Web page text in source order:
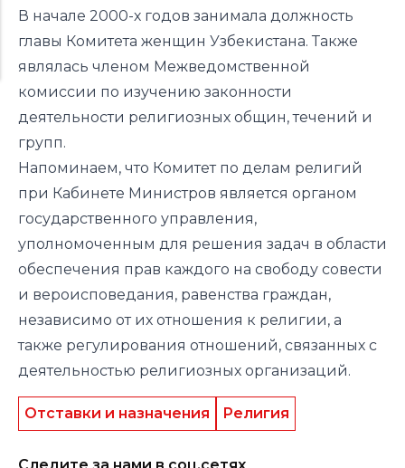
В начале 2000-х годов занимала должность
главы Комитета женщин Узбекистана. Также
являлась членом Межведомственной
комиссии по изучению законности
деятельности религиозных общин, течений и
групп.
Напоминаем, что Комитет по делам религий
при Кабинете Министров является органом
государственного управления,
уполномоченным для решения задач в области
обеспечения прав каждого на свободу совести
и вероисповедания, равенства граждан,
независимо от их отношения к религии, а
также регулирования отношений, связанных с
деятельностью религиозных организаций.
Отставки и назначения Религия
Следите за нами в соц.сетях